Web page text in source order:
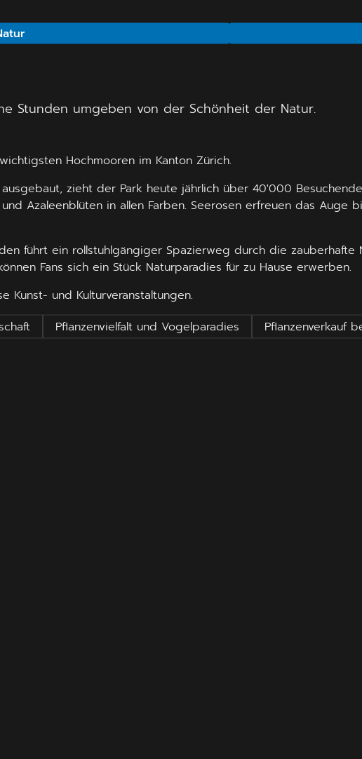
Stunden umgeben von der Schönheit der Natur.
Hochmooren im Kanton Zürich.
zieht der Park heute jährlich über 40'000
Azaleenblüten in allen Farben. Seerosen erfreuen das
führt ein rollstuhlgängiger Spazierweg durch die
Fans sich ein Stück Naturparadies für zu Hause erwerben.
Kunst- und Kulturveranstaltungen.
Pflanzenvielfalt und Vogelparadies Pflanzenverkauf